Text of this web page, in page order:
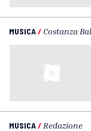
MUSICA/ Costanza
MUSICA/ Redazione